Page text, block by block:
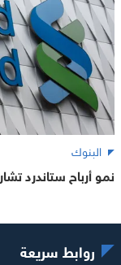
البنوك
نمو أرباح ستاندرد تشارترد 9% في
روابط سريعة